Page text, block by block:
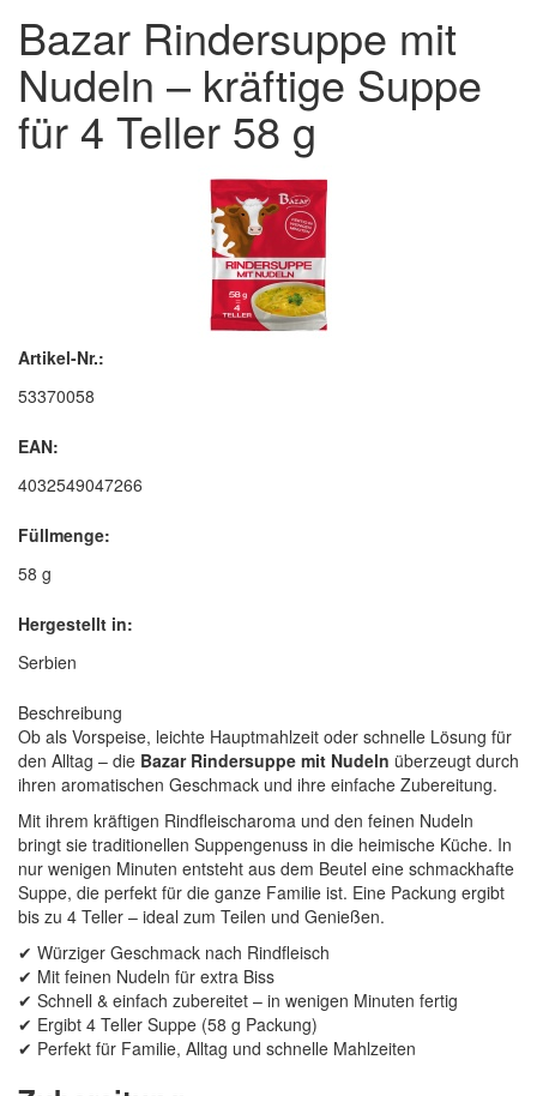
Bazar Rindersuppe mit
Nudeln – kräftige Suppe
für 4 Teller 58 g
Artikel-Nr.:
53370058
EAN:
4032549047266
Füllmenge:
58 g
Hergestellt in:
Serbien
Beschreibung
Ob als Vorspeise, leichte Hauptmahlzeit oder schnelle Lösung für
den Alltag – die Bazar Rindersuppe mit Nudeln überzeugt durch
ihren aromatischen Geschmack und ihre einfache Zubereitung.
Mit ihrem kräftigen Rindfleischaroma und den feinen Nudeln
bringt sie traditionellen Suppengenuss in die heimische Küche. In
nur wenigen Minuten entsteht aus dem Beutel eine schmackhafte
Suppe, die perfekt für die ganze Familie ist. Eine Packung ergibt
bis zu 4 Teller – ideal zum Teilen und Genießen.
✔ Würziger Geschmack nach Rindfleisch
✔ Mit feinen Nudeln für extra Biss
✔ Schnell & einfach zubereitet – in wenigen Minuten fertig
✔ Ergibt 4 Teller Suppe (58 g Packung)
✔ Perfekt für Familie, Alltag und schnelle Mahlzeiten